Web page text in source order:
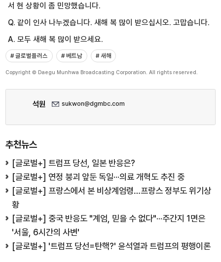
서 현 상황이 좀 민망했습니다.
Q. 같이 인사 나누겠습니다. 새해 복 많이 받으십시오. 고맙습니다.
A. 모두 새해 복 많이 받으세요.
# 글로벌플러스 # 베트남 # 새해
Copyright © Daegu Munhwa Broadcasting Corporation. All rights reserved.
석원 sukwon@dgmbc.com
추천뉴스
[글로벌+] 트럼프 당선, 일본 반응은?
[글로벌+] 연정 붕괴 앞둔 독일···의료 개혁도 추진 중
[글로벌+] 프랑스에서 본 비상계엄령…프랑스 정부도 위기상
황
[글로벌+] 중국 반응도 "계엄, 믿을 수 없다"···주간지 1면은
'서울, 6시간의 사변'
[글로벌+] '트럼프 당선=탄핵?' 윤석열과 트럼프의 평행이론